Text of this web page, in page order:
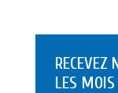
RECEVEZ
LES MOIS